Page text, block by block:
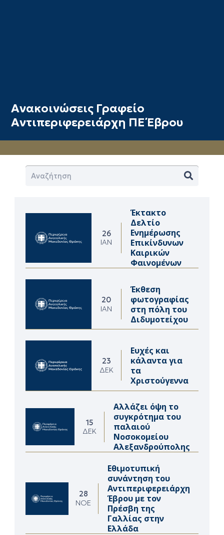
Ανακοινώσεις Γραφείο
Αντιπεριφερειάρχη ΠΕ Έβρου
26
ΙΑΝ
Έκτακτο
Δελτίο
Ενημέρωσης
Επικίνδυνων
Καιρικών
Φαινομένων
20
ΙΑΝ
Έκθεση
φωτογραφίας
στη πόλη του
Διδυμοτείχου
23
ΔΕΚ
Ευχές και
κάλαντα για
τα
Χριστούγεννα
15
ΔΕΚ
Αλλάζει όψη το
συγκρότημα του
παλαιού
Νοσοκομείου
Αλεξανδρούπολης
28
ΝΟΈ
Εθιμοτυπική
συνάντηση του
Αντιπεριφερειάρχη
Έβρου με τον
Πρέσβη της
Γαλλίας στην
Ελλάδα